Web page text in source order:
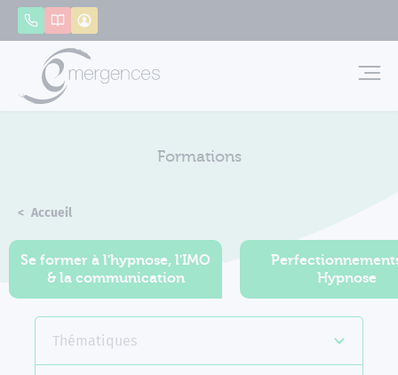
AppelerCatalogue
Formations
Accueil
Se former à l'hypnose, l'IMO
& la communication
Hypnose
Thématiques
Panneau de gestion des cookies